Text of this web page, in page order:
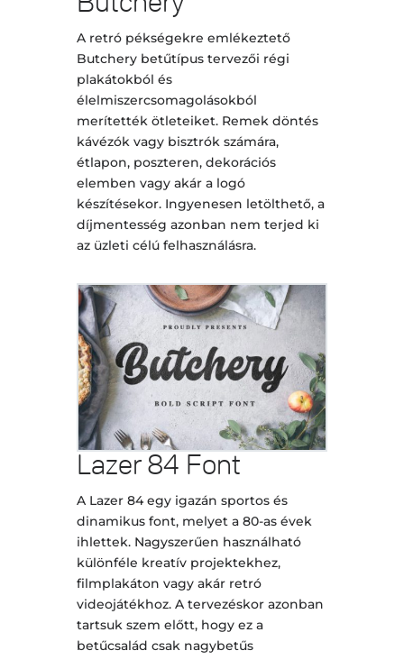
A retró pékségekre emlékeztető
Butchery betűtípus tervezői régi
plakátokból és
élelmiszercsomagolásokból
merítették ötleteiket. Remek döntés
kávézók vagy bisztrók számára,
étlapon, poszteren, dekorációs
elemben vagy akár a logó
készítésekor. Ingyenesen letölthető, a
díjmentesség azonban nem terjed ki
az üzleti célú felhasználásra.
Lazer 84 Font
A Lazer 84 egy igazán sportos és
dinamikus font, melyet a 80-as évek
ihlettek. Nagyszerűen használható
különféle kreatív projektekhez,
filmplakáton vagy akár retró
videojátékhoz. A tervezéskor azonban
tartsuk szem előtt, hogy ez a
betűcsalád csak nagybetűs